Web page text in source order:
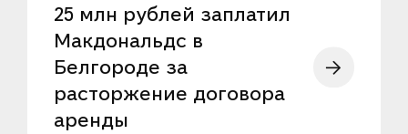
25 млн рублей заплатил
Макдональдс в
Белгороде за
расторжение договора
аренды